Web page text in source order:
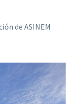
de ASINEM